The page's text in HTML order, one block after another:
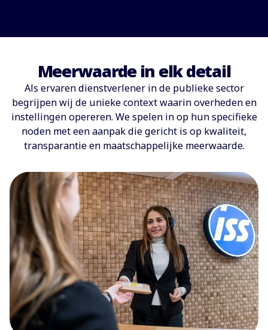
Meerwaarde in elk detail
Als ervaren dienstverlener in de publieke sector
begrijpen wij de unieke context waarin overheden en
instellingen opereren. We spelen in op hun specifieke
noden met een aanpak die gericht is op kwaliteit,
transparantie en maatschappelijke meerwaarde.